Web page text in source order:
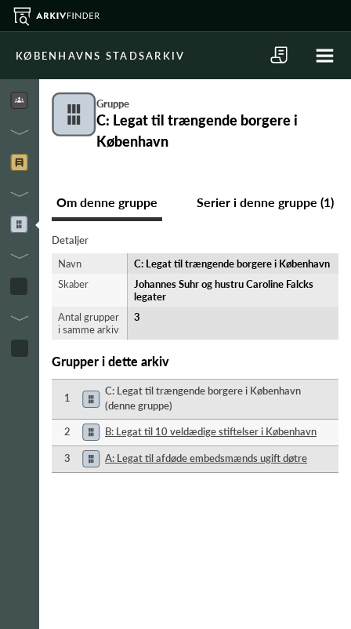
KØBENHAVNS STADSARKIV
Gruppe
C: Legat til trængende borgere i
København
Om denne gruppe Serier i denne gruppe (1)
Detaljer
Navn
C: Legat til trængende borgere i København
Skaber
Johannes Suhr og hustru Caroline Falcks
legater
Antal grupper
i samme arkiv
3
Grupper i dette arkiv
1
C: Legat til trængende borgere i København
(denne gruppe)
2 B: Legat til 10 veldædige stiftelser i København
3 A: Legat til afdøde embedsmænds ugift døtre